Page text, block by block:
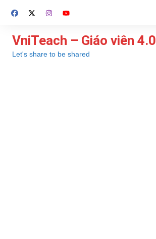
đến
dung
VniTeach – Giáo viên 4.0
Let's share to be shared